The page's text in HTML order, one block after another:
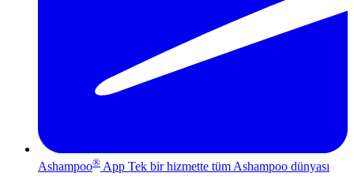
Ashampoo® App Tek bir hizmette tüm Ashampoo dünyası